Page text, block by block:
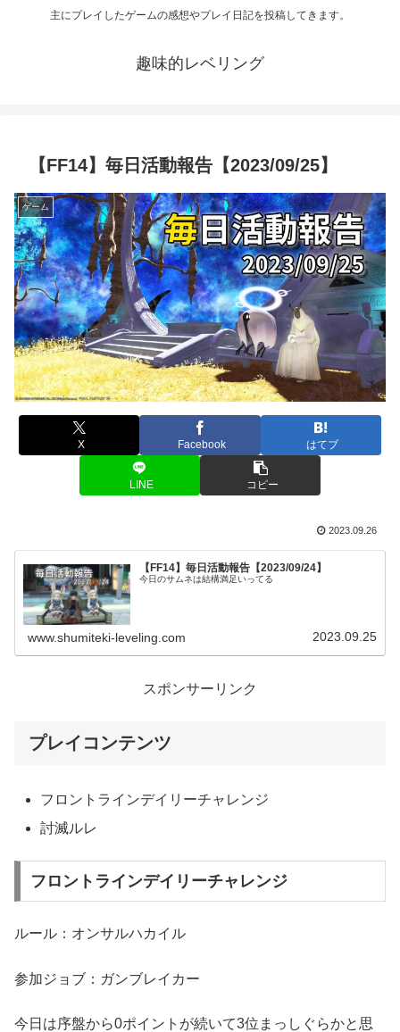
主にプレイしたゲームの感想やプレイ日記を投稿してきます。
趣味的レベリング
【FF14】毎日活動報告【2023/09/25】
ゲーム
X Facebook はてブ
LINE コピー
2023.09.26
【FF14】毎日活動報告【2023/09/24】
今日のサムネは結構満足いってる
www.shumiteki-leveling.com 2023.09.25
スポンサーリンク
プレイコンテンツ
フロントラインデイリーチャレンジ
討滅ルレ
フロントラインデイリーチャレンジ
ルール：オンサルハカイル
参加ジョブ：ガンブレイカー
今日は序盤から0ポイントが続いて3位まっしぐらかと思